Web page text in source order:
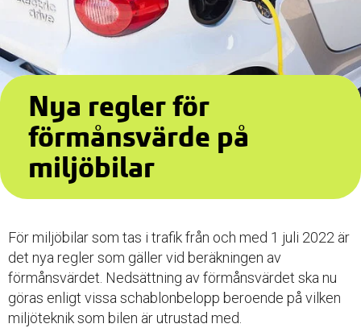
Nya regler för
förmånsvärde på
miljöbilar
För miljöbilar som tas i trafik från och med 1 juli 2022 är
det nya regler som gäller vid beräkningen av
förmånsvärdet. Nedsättning av förmånsvärdet ska nu
göras enligt vissa schablonbelopp beroende på vilken
miljöteknik som bilen är utrustad med.